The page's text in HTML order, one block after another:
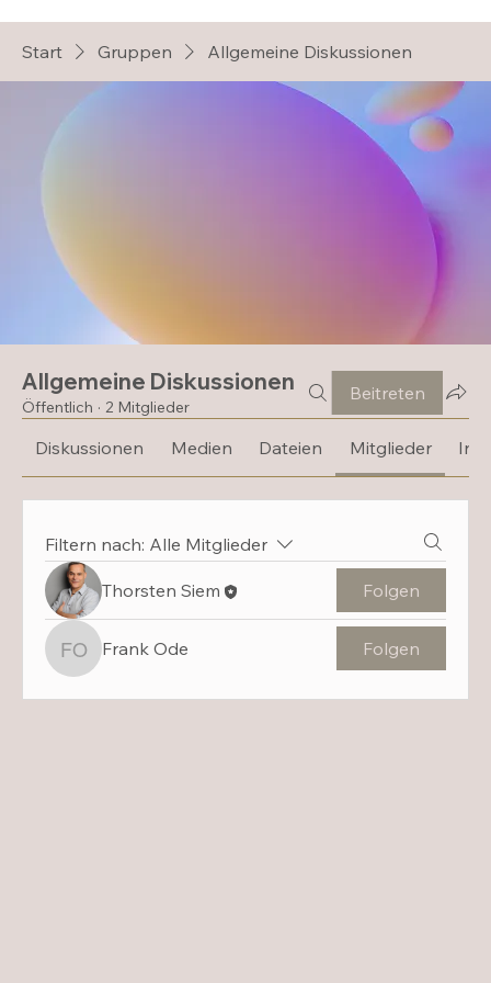
Start Gruppen Allgemeine Diskussionen
Allgemeine Diskussionen
Öffentlich · 2 Mitglieder
Beitreten
Diskussionen Medien Dateien Mitglieder Info
Filtern nach: Alle Mitglieder
Thorsten Siem Folgen
Frank Ode
Frank Ode Folgen